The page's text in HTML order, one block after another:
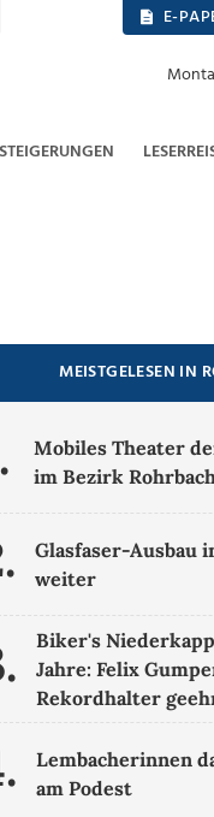
E-
MEISTGELESEN IN
Mobiles Theater
im Bezirk
Glasfaser-Ausbau
weiter
Biker's
Jahre: Felix
Rekordhalter
Lembacherinnen
am Podest